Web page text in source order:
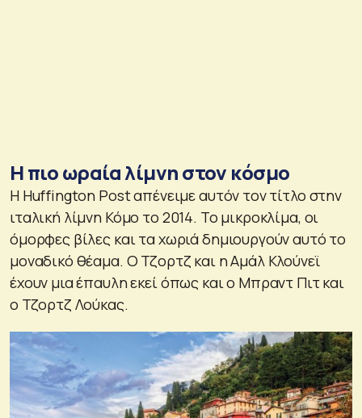
Η πιο ωραία λίμνη στον κόσμο
Η Huffington Post απένειμε αυτόν τον τίτλο στην
ιταλική λίμνη Κόμο το 2014. Το μικροκλίμα, οι
όμορφες βίλες και τα χωριά δημιουργούν αυτό το
μοναδικό θέαμα. Ο Τζορτζ και η Αμάλ Κλούνεϊ
έχουν μια έπαυλη εκεί όπως και ο Μπραντ Πιτ και
ο Τζορτζ Λούκας.